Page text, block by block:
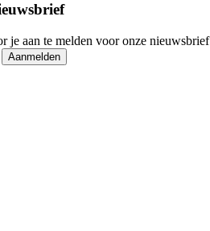
je aan te melden voor onze nieuwsbrief
Aanmelden